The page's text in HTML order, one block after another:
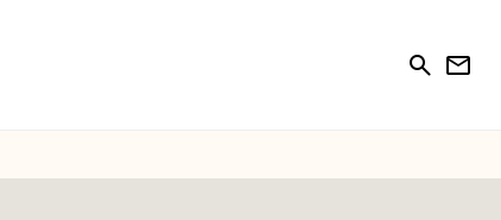
search newsletter